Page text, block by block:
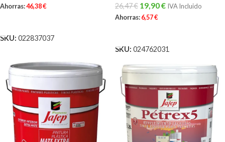
Ahorras:46,38€
SKU: 022837037
26,47€ 19,90€ IVA Incluido
Ahorras:6,57€
SKU: 024762031